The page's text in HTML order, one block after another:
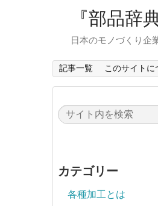
『部品辞
日本のモノづくり企
記事一覧 このサイトに
カテゴリー
各種加工とは